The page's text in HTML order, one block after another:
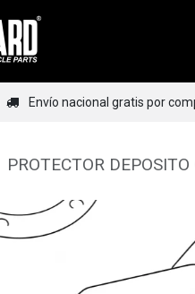
Envío nacional gratis por
PROTECTOR